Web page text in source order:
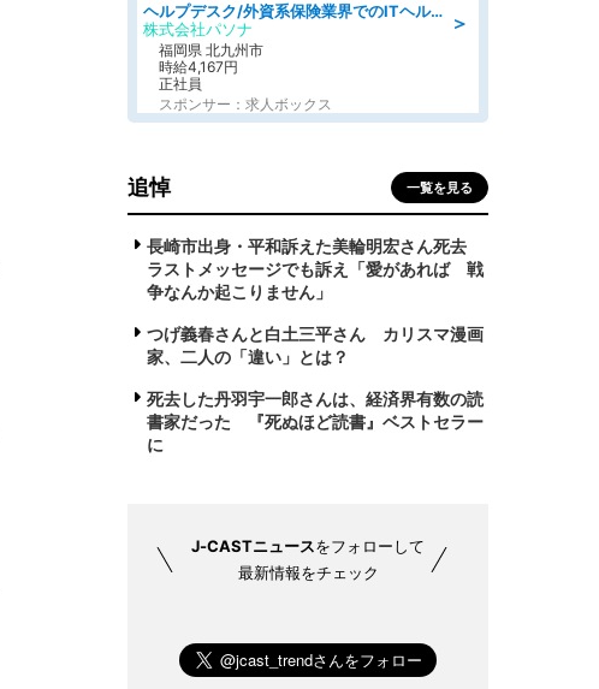
＞
ヘルプデスク/外資系保険業界でのITヘルプデスク業務/駅近/即日勤務可/ヘルプデスク
株式会社パソナ
福岡県 北九州市
時給4,167円
正社員
スポンサー：求人ボックス
追悼 一覧を見る
長崎市出身・平和訴えた美輪明宏さん死去
ラストメッセージでも訴え「愛があれば 戦
争なんか起こりません」
つげ義春さんと白土三平さん カリスマ漫画
家、二人の「違い」とは？
死去した丹羽宇一郎さんは、経済界有数の読
書家だった 『死ぬほど読書』ベストセラー
に
J-CASTニュースをフォローして
最新情報をチェック